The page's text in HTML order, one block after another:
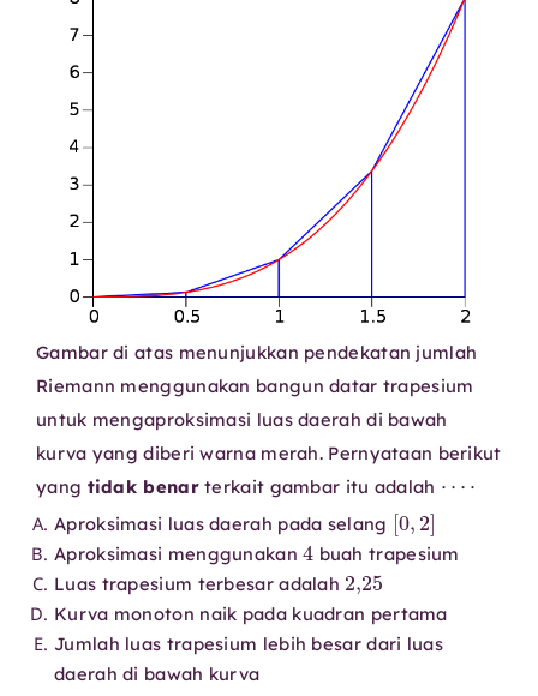
Gambar di atas menunjukkan pendekatan jumlah
Riemann menggunakan bangun datar trapesium
untuk mengaproksimasi luas daerah di bawah
kurva yang diberi warna merah. Pernyataan berikut
yang tidak benarterkait gambar itu adalah
Aproksimasi luas daerah pada selang
[0 2
Aproksimasi menggunakan
4
buah trapesium
Luas trapesium terbesar adalah
2,25
Kurva monoton naik pada kuadran pertama
Jumlah luas trapesium lebih besar dari luas
daerah di bawah kurva